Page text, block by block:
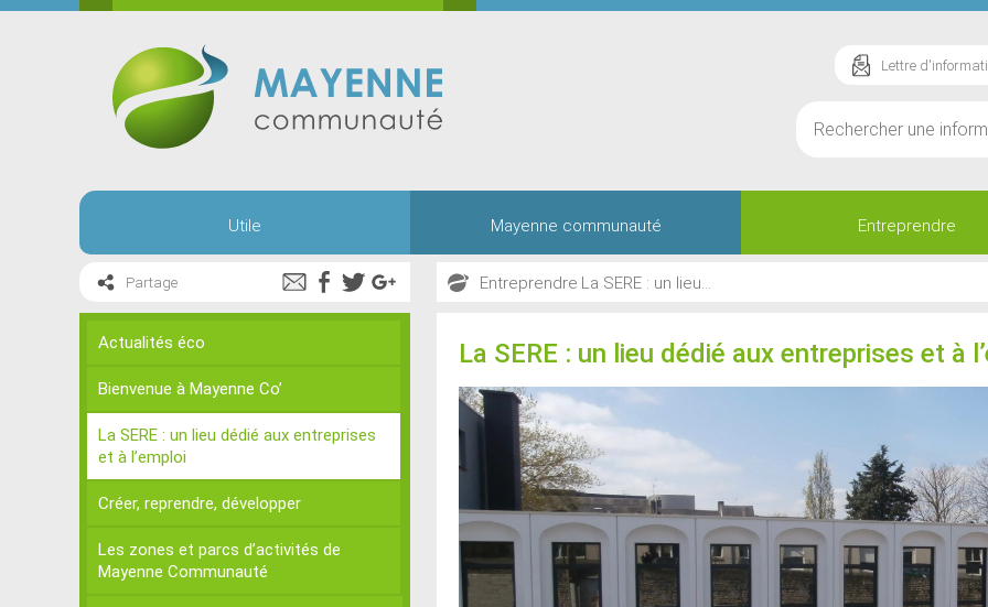
Lettre
Utile Mayenne communauté Entreprendre
Entreprendre La SERE : un lieu...
La SERE : un lieu dédié aux entreprises et à
Partage
Actualités éco
Bienvenue à Mayenne Co’
La SERE : un lieu dédié aux entreprises
et à l’emploi
Créer, reprendre, développer
Les zones et parcs d’activités de
Mayenne Communauté